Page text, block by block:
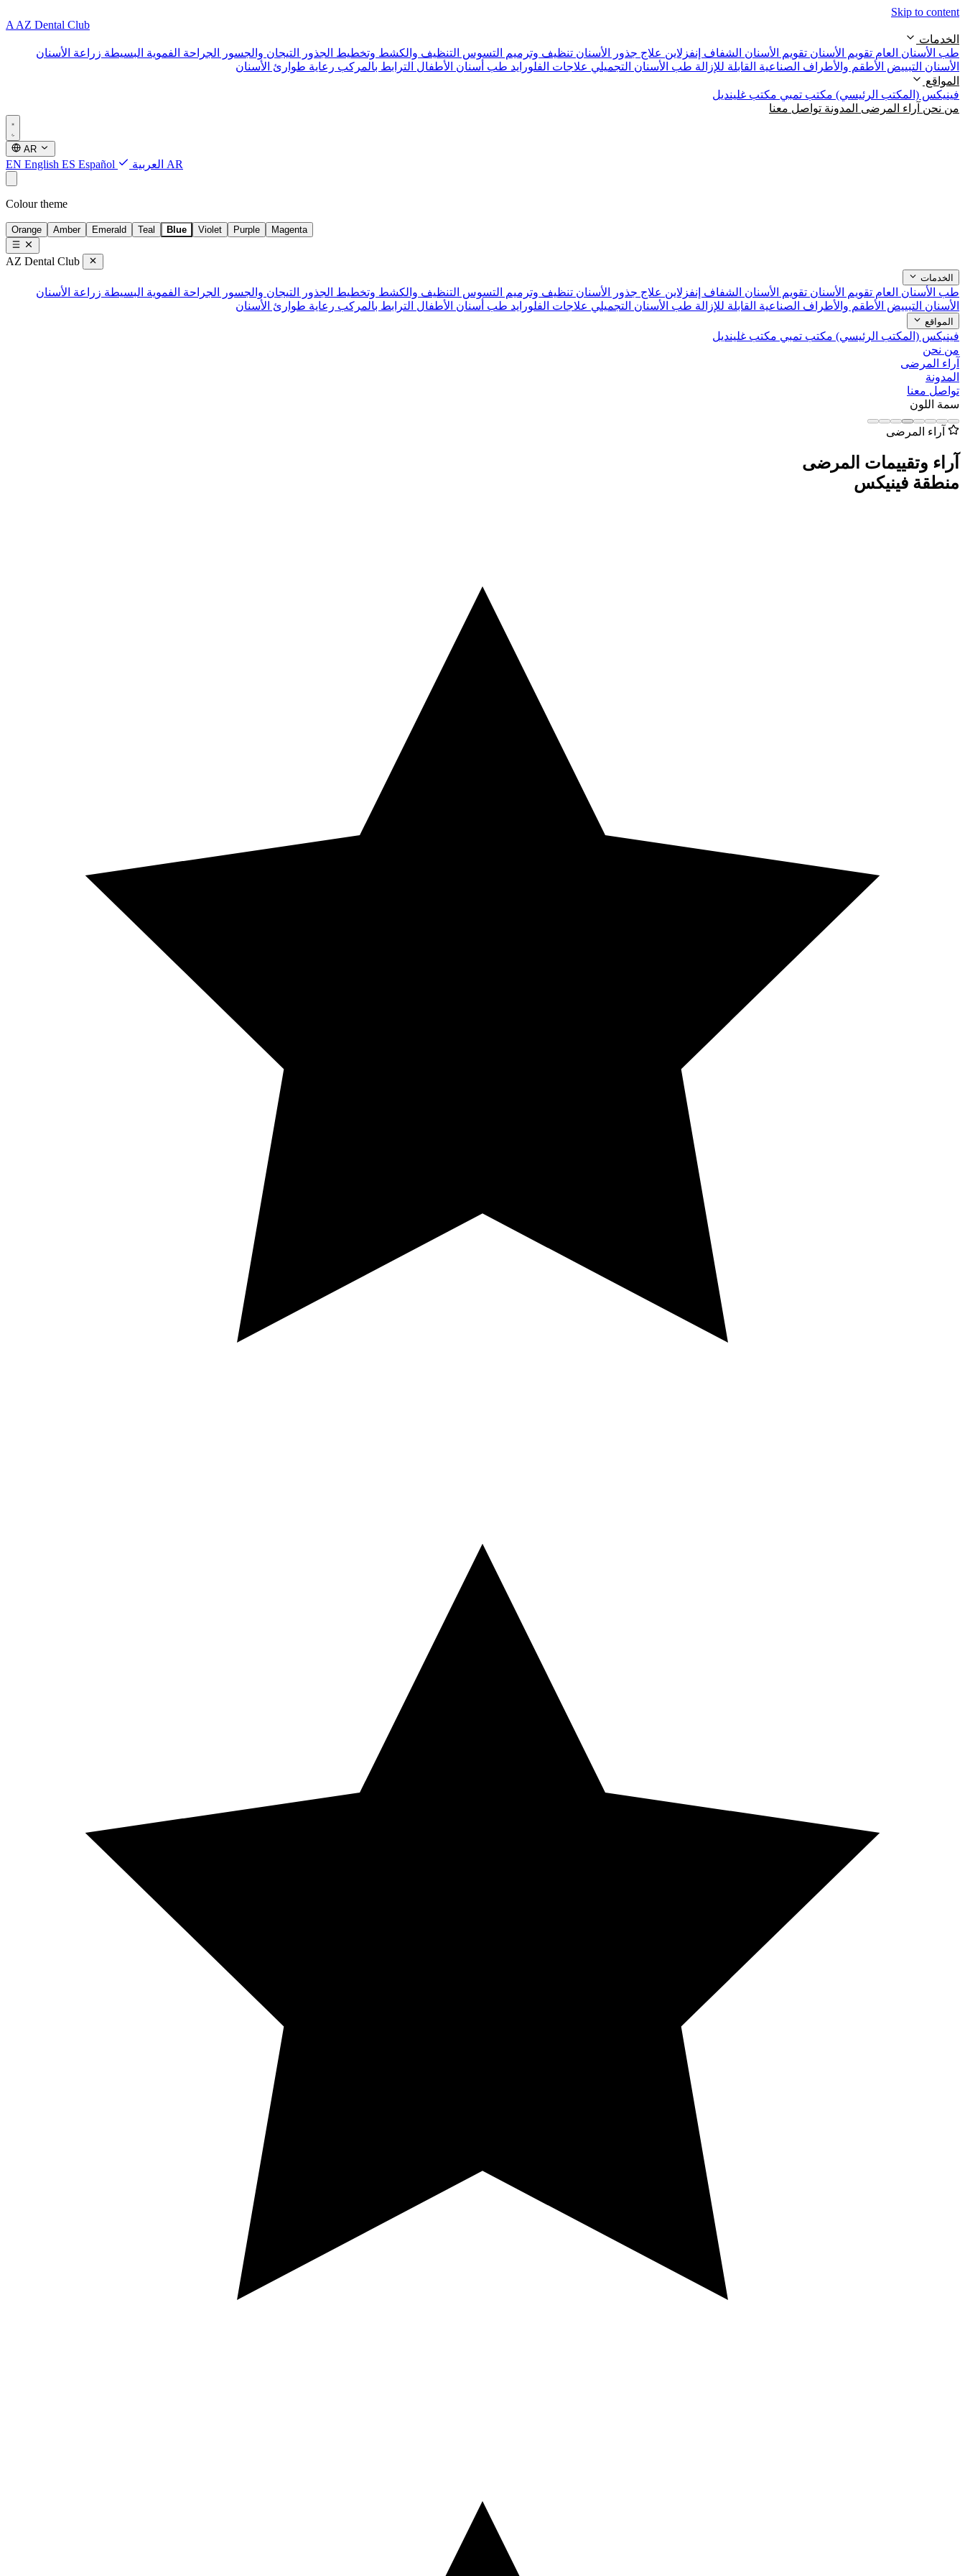
Skip to content
A AZ Dental Club
الخدمات
طب الأسنان العام تقويم الأسنان تقويم الأسنان الشفاف إنفزلاين علاج جذور الأسنان تنظيف وترميم التسوس التنظيف والكشط وتخطيط الجذور التيجان والجسور الجراحة الفموية البسيطة زراعة الأسنان
الأسنان التبييض الأطقم والأطراف الصناعية القابلة للإزالة طب الأسنان التجميلي علاجات الفلورايد طب أسنان الأطفال الترابط بالمركب رعاية طوارئ الأسنان
المواقع
فينيكس (المكتب الرئيسي) مكتب تمبي مكتب غلينديل
من نحن آراء المرضى المدونة تواصل معنا
AR
EN English ES Español AR العربية
Colour theme
Orange Amber Emerald Teal Blue Violet Purple Magenta
AZ Dental Club
الخدمات
طب الأسنان العام تقويم الأسنان تقويم الأسنان الشفاف إنفزلاين علاج جذور الأسنان تنظيف وترميم التسوس التنظيف والكشط وتخطيط الجذور التيجان والجسور الجراحة الفموية البسيطة زراعة الأسنان
الأسنان التبييض الأطقم والأطراف الصناعية القابلة للإزالة طب الأسنان التجميلي علاجات الفلورايد طب أسنان الأطفال الترابط بالمركب رعاية طوارئ الأسنان
المواقع
فينيكس (المكتب الرئيسي) مكتب تمبي مكتب غلينديل
من نحن
آراء المرضى
المدونة
تواصل معنا
سمة اللون
آراء المرضى
آراء وتقييمات المرضى
منطقة فينيكس